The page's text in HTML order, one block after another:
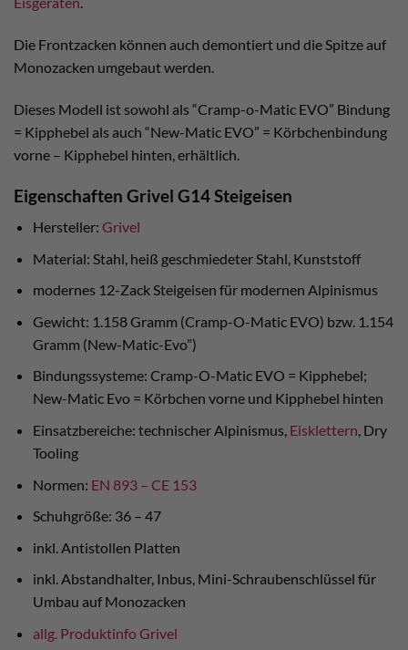
Die Frontzacken können auch demontiert und die Spitze auf
Monozacken umgebaut werden.
Dieses Modell ist sowohl als “Cramp-o-Matic EVO” Bindung
= Kipphebel als auch “New-Matic EVO” = Körbchenbindung
vorne – Kipphebel hinten, erhältlich.
Eigenschaften Grivel G14 Steigeisen
Hersteller: Grivel
Material: Stahl, heiß geschmiedeter Stahl, Kunststoff
modernes 12-Zack Steigeisen für modernen Alpinismus
Gewicht: 1.158 Gramm (Cramp-O-Matic EVO) bzw. 1.154
Gramm (New-Matic-Evo”)
Bindungssysteme: Cramp-O-Matic EVO = Kipphebel;
New-Matic Evo = Körbchen vorne und Kipphebel hinten
Einsatzbereiche: technischer Alpinismus, Eisklettern, Dry
Tooling
Normen: EN 893 – CE 153
Schuhgröße: 36 – 47
inkl. Antistollen Platten
inkl. Abstandhalter, Inbus, Mini-Schraubenschlüssel für
Umbau auf Monozacken
allg. Produktinfo Grivel